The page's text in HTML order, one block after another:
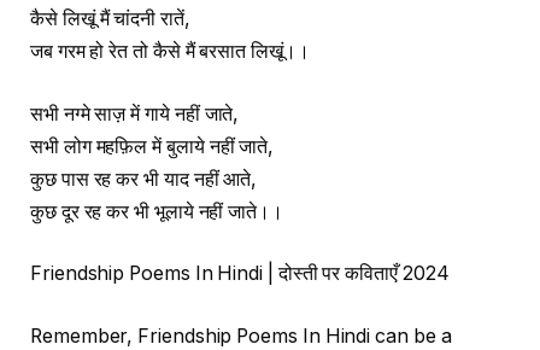
कैसे लिखूं मैं चांदनी रातें,
जब गरम हो रेत तो कैसे मैं बरसात लिखूं।।
सभी नग्मे साज़ में गाये नहीं जाते,
सभी लोग महफ़िल में बुलाये नहीं जाते,
कुछ पास रह कर भी याद नहीं आते,
कुछ दूर रह कर भी भूलाये नहीं जाते।।
Friendship Poems In Hindi | दोस्ती पर कविताएँ 2024
Remember, Friendship Poems In Hindi can be a